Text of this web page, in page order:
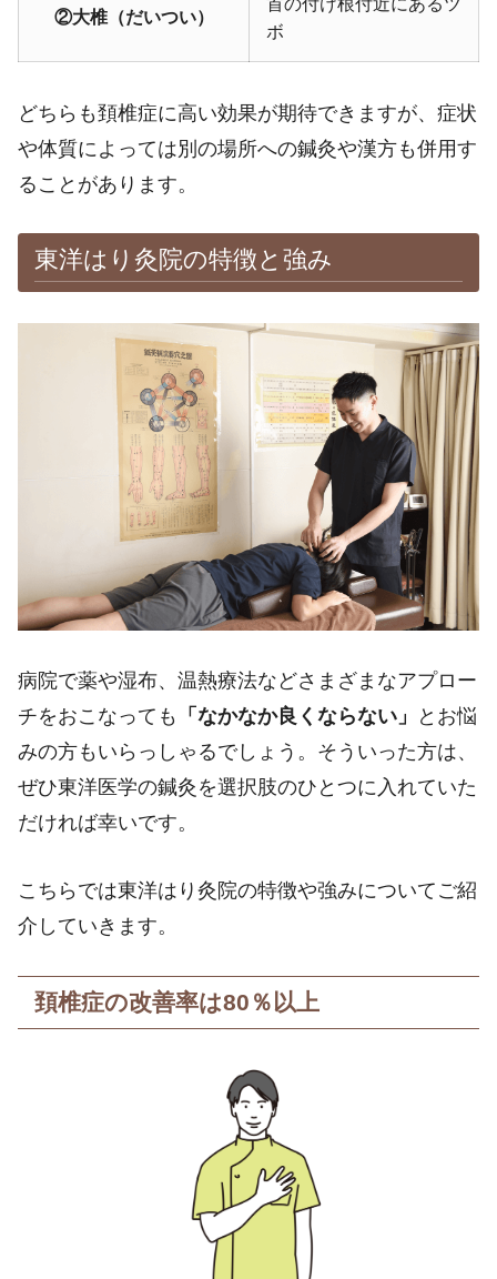
②大椎（だいつい）
首の付け根付近にあるツ
ボ
どちらも頚椎症に高い効果が期待できますが、症状
や体質によっては別の場所への鍼灸や漢方も併用す
ることがあります。
東洋はり灸院の特徴と強み
病院で薬や湿布、温熱療法などさまざまなアプロー
チをおこなっても
「なかなか良くならない」
とお悩
みの方もいらっしゃるでしょう。そういった方は、
ぜひ東洋医学の鍼灸を選択肢のひとつに入れていた
だければ幸いです。
こちらでは東洋はり灸院の特徴や強みについてご紹
介していきます。
頚椎症の改善率は80 ％以上